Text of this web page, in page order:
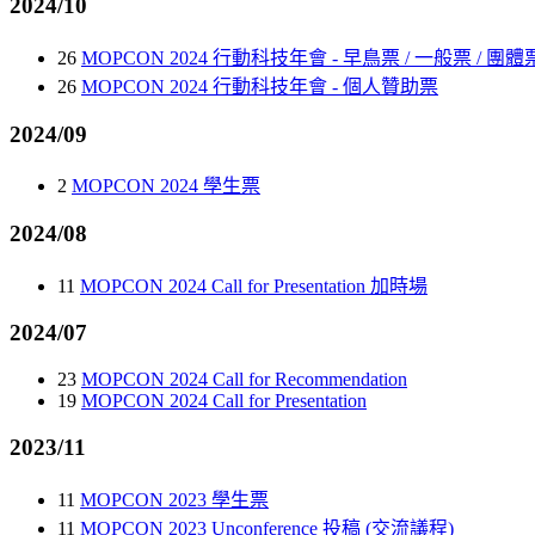
2024/10
26 MOPCON 2024 行動科技年會 - 早鳥票 / 一般票 / 團體
26 MOPCON 2024 行動科技年會 - 個人贊助票
2024/09
2 MOPCON 2024 學生票
2024/08
11 MOPCON 2024 Call for Presentation 加時場
2024/07
23 MOPCON 2024 Call for Recommendation
19 MOPCON 2024 Call for Presentation
2023/11
11 MOPCON 2023 學生票
11 MOPCON 2023 Unconference 投稿 (交流議程)